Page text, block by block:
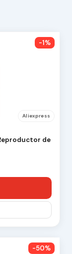
-1%
Aliexpress
de
-50%